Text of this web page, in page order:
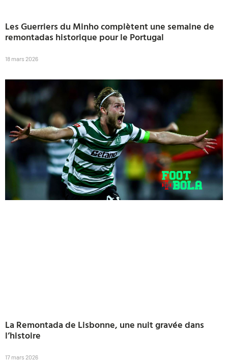
Les Guerriers du Minho complètent une semaine de
remontadas historique pour le Portugal
18 mars 2026
La Remontada de Lisbonne, une nuit gravée dans
l’histoire
17 mars 2026